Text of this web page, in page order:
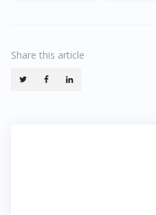
Share this article